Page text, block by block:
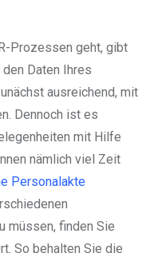
Prozessen geht, gibt
Daten Ihres
ausreichend, mit
Dennoch ist es
mit Hilfe
nämlich viel Zeit
Personalakte
müssen, finden Sie
So behalten Sie die